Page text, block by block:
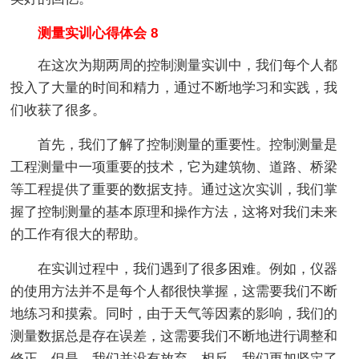
测量实训心得体会 8
在这次为期两周的控制测量实训中，我们每个人都
投入了大量的时间和精力，通过不断地学习和实践，我
们收获了很多。
首先，我们了解了控制测量的重要性。控制测量是
工程测量中一项重要的技术，它为建筑物、道路、桥梁
等工程提供了重要的数据支持。通过这次实训，我们掌
握了控制测量的基本原理和操作方法，这将对我们未来
的工作有很大的帮助。
在实训过程中，我们遇到了很多困难。例如，仪器
的使用方法并不是每个人都很快掌握，这需要我们不断
地练习和摸索。同时，由于天气等因素的影响，我们的
测量数据总是存在误差，这需要我们不断地进行调整和